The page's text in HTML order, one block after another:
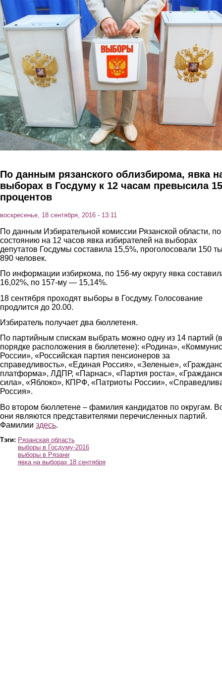
Перейти к основному содержанию
По данным рязанского облизбирома, явка
выборах в Госдуму к 12 часам превысила 15
процентов
воскресенье, 18 сентября, 2016 - 13:11
По данным Избирательной комиссии Рязанской области, по
состоянию на 12 часов явка избирателей на выборах
депутатов Госдумы составила 15,5%, проголосовали 150
890 человек.
По информации избиркома, по 156-му округу явка
16,02%, по 157-му — 15,14%.
18 сентября проходят выборы в Госдуму. Голосование
продлится до 20.00.
Избиратель получает два бюллетеня.
По партийным спискам выбрать можно одну из 14 партий (в
порядке расположения в бюллетене): «Родина»,
России», «Российская партия пенсионеров за
справедливость», «Единая Россия», «Зеленые»,
платформа», ЛДПР, «Парнас», «Партия роста»,
сила», «Яблоко», КПРФ, «Патриоты России»,
Россия».
Во втором бюллетене – фамилия кандидатов по округам.
они являются представителями перечисленных партий.
Фамилии здесь.
Тэги: Рязанская область
выборы в Госдуму-2016
выборы в Рязани
явка на выборах 18 сентября